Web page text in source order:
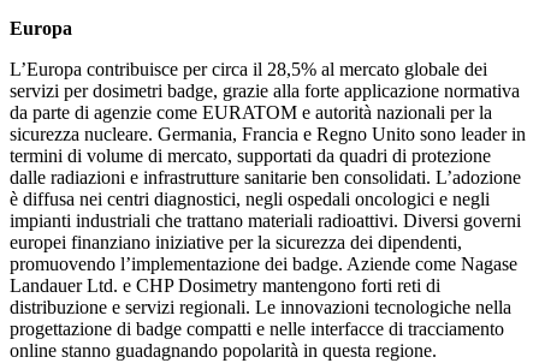
Europa
L’Europa contribuisce per circa il 28,5% al ​​mercato globale dei
servizi per dosimetri badge, grazie alla forte applicazione normativa
da parte di agenzie come EURATOM e autorità nazionali per la
sicurezza nucleare. Germania, Francia e Regno Unito sono leader in
termini di volume di mercato, supportati da quadri di protezione
dalle radiazioni e infrastrutture sanitarie ben consolidati. L’adozione
è diffusa nei centri diagnostici, negli ospedali oncologici e negli
impianti industriali che trattano materiali radioattivi. Diversi governi
europei finanziano iniziative per la sicurezza dei dipendenti,
promuovendo l’implementazione dei badge. Aziende come Nagase
Landauer Ltd. e CHP Dosimetry mantengono forti reti di
distribuzione e servizi regionali. Le innovazioni tecnologiche nella
progettazione di badge compatti e nelle interfacce di tracciamento
online stanno guadagnando popolarità in questa regione.